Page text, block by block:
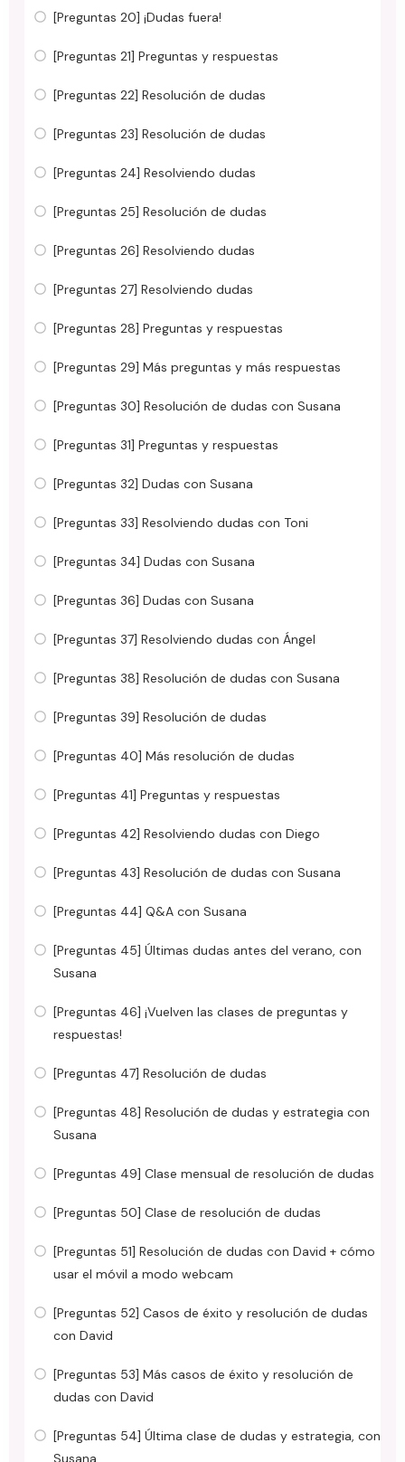
[Preguntas 20] ¡Dudas fuera!
[Preguntas 21] Preguntas y respuestas
[Preguntas 22] Resolución de dudas
[Preguntas 23] Resolución de dudas
[Preguntas 24] Resolviendo dudas
[Preguntas 25] Resolución de dudas
[Preguntas 26] Resolviendo dudas
[Preguntas 27] Resolviendo dudas
[Preguntas 28] Preguntas y respuestas
[Preguntas 29] Más preguntas y más respuestas
[Preguntas 30] Resolución de dudas con Susana
[Preguntas 31] Preguntas y respuestas
[Preguntas 32] Dudas con Susana
[Preguntas 33] Resolviendo dudas con Toni
[Preguntas 34] Dudas con Susana
[Preguntas 36] Dudas con Susana
[Preguntas 37] Resolviendo dudas con Ángel
[Preguntas 38] Resolución de dudas con Susana
[Preguntas 39] Resolución de dudas
[Preguntas 40] Más resolución de dudas
[Preguntas 41] Preguntas y respuestas
[Preguntas 42] Resolviendo dudas con Diego
[Preguntas 43] Resolución de dudas con Susana
[Preguntas 44] Q&A con Susana
[Preguntas 45] Últimas dudas antes del verano, con
Susana
[Preguntas 46] ¡Vuelven las clases de preguntas y
respuestas!
[Preguntas 47] Resolución de dudas
[Preguntas 48] Resolución de dudas y estrategia con
Susana
[Preguntas 49] Clase mensual de resolución de dudas
[Preguntas 50] Clase de resolución de dudas
[Preguntas 51] Resolución de dudas con David + cómo
usar el móvil a modo webcam
[Preguntas 52] Casos de éxito y resolución de dudas
con David
[Preguntas 53] Más casos de éxito y resolución de
dudas con David
[Preguntas 54] Última clase de dudas y estrategia, con
Susana